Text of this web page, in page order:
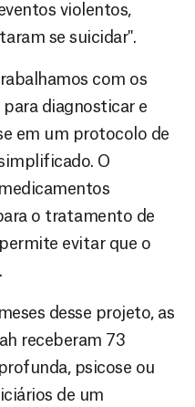
violentos,
se suicidar".
com os
diagnosticar e
em um protocolo de
O
o tratamento de
evitar que o
desse projeto, as
receberam 73
psicose ou
de um